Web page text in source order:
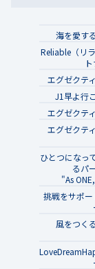
海を愛す
Reliable（リ
エグゼクテ
J1早よ行
エグゼクテ
エグゼクテ
ひとつになっ
るパ
"As
挑戦をサポ
風をつく